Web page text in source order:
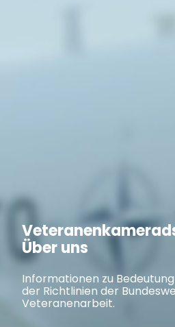
Über uns
Informationen zu
der Richtlinien der
Veteranenarbeit.